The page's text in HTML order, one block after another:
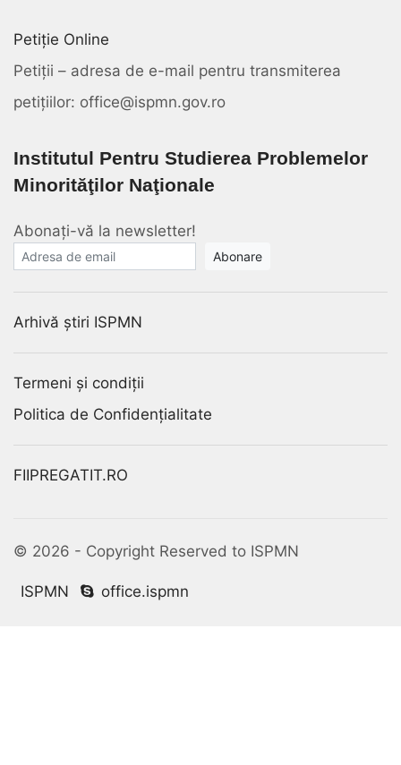
Petiție Online
Petiții – adresa de e-mail pentru transmiterea
petițiilor: office@ispmn.gov.ro
Institutul Pentru Studierea Problemelor
Minorităţilor Naţionale
Abonați-vă la newsletter!
E-mail
Arhivă știri ISPMN
Termeni și condiții
Politica de Confidențialitate
FIIPREGATIT.RO
© 2026 - Copyright Reserved to ISPMN
ISPMN office.ispmn